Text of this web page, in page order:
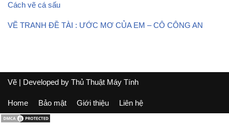
Cách vẽ cá sấu
VẼ TRANH ĐỀ TÀI : ƯỚC MƠ CỦA EM – CÔ CÔNG AN
Vẽ | Developed by Thủ Thuật Máy Tính
Home Bảo mật Giới thiệu Liên hệ